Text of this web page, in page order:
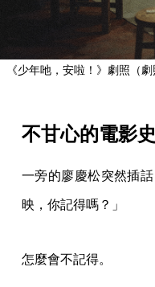
《少年吔，安啦！》劇照（劇
不甘心的電影史
一旁的廖慶松突然插
映，你記得嗎？」
怎麼會不記得。